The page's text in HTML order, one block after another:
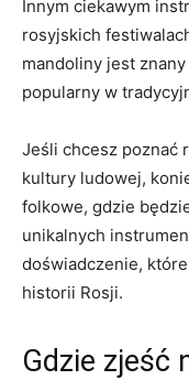
Innym‍ ciekawym
‍rosyjskich
mandoliny jest
popularny w
Jeśli chcesz poznać
kultury ludowej,‌
folkowe, gdzie
unikalnych
doświadczenie,
historii Rosji.
Gdzie zjeść